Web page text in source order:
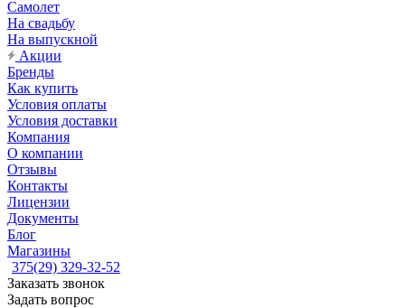
Самолет
На свадьбу
На выпускной
Акции
Бренды
Как купить
Условия оплаты
Условия доставки
Компания
О компании
Отзывы
Контакты
Лицензии
Документы
Блог
Магазины
375(29) 329-32-52
Заказать звонок
Задать вопрос